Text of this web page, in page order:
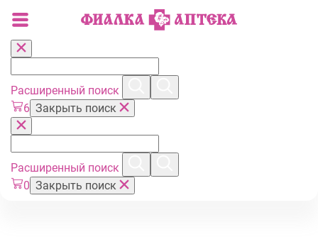
Расширенный поиск
6 Закрыть поиск
Расширенный поиск
0 Закрыть поиск